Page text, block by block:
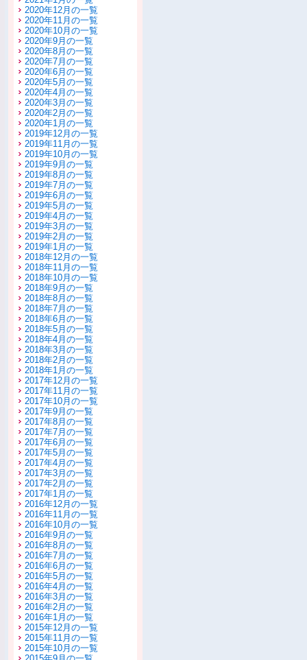
2020年12月の一覧
2020年11月の一覧
2020年10月の一覧
2020年9月の一覧
2020年8月の一覧
2020年7月の一覧
2020年6月の一覧
2020年5月の一覧
2020年4月の一覧
2020年3月の一覧
2020年2月の一覧
2020年1月の一覧
2019年12月の一覧
2019年11月の一覧
2019年10月の一覧
2019年9月の一覧
2019年8月の一覧
2019年7月の一覧
2019年6月の一覧
2019年5月の一覧
2019年4月の一覧
2019年3月の一覧
2019年2月の一覧
2019年1月の一覧
2018年12月の一覧
2018年11月の一覧
2018年10月の一覧
2018年9月の一覧
2018年8月の一覧
2018年7月の一覧
2018年6月の一覧
2018年5月の一覧
2018年4月の一覧
2018年3月の一覧
2018年2月の一覧
2018年1月の一覧
2017年12月の一覧
2017年11月の一覧
2017年10月の一覧
2017年9月の一覧
2017年8月の一覧
2017年7月の一覧
2017年6月の一覧
2017年5月の一覧
2017年4月の一覧
2017年3月の一覧
2017年2月の一覧
2017年1月の一覧
2016年12月の一覧
2016年11月の一覧
2016年10月の一覧
2016年9月の一覧
2016年8月の一覧
2016年7月の一覧
2016年6月の一覧
2016年5月の一覧
2016年4月の一覧
2016年3月の一覧
2016年2月の一覧
2016年1月の一覧
2015年12月の一覧
2015年11月の一覧
2015年10月の一覧